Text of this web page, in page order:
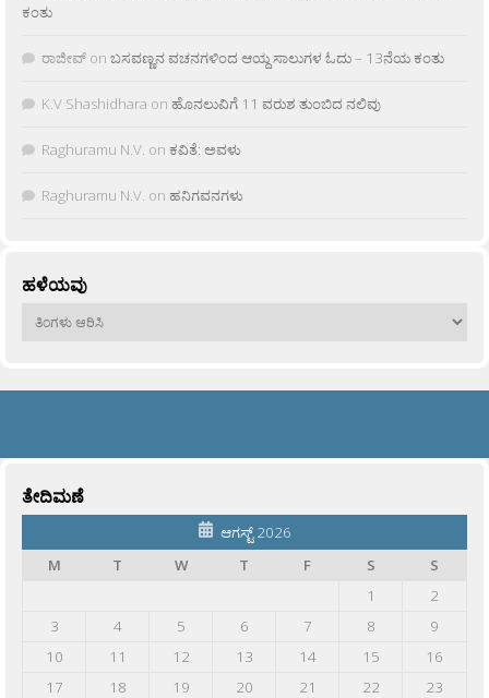
ಕಂತು
ರಾಜೀವ್ on ಬಸವಣ್ಣನ ವಚನಗಳಿಂದ ಆಯ್ದ ಸಾಲುಗಳ ಓದು – 13ನೆಯ ಕಂತು
K.V Shashidhara on ಹೊನಲುವಿಗೆ 11 ವರುಶ ತುಂಬಿದ ನಲಿವು
Raghuramu N.V. on ಕವಿತೆ: ಅವಳು
Raghuramu N.V. on ಹನಿಗವನಗಳು
ಹಳೆಯವು
ಹಳೆಯವು
ತೇದಿಮಣೆ
ಆಗಸ್ಟ್ 2026
M
T W T F S
S
1
2
3
4 5 6 7 8
9
10
11 12 13 14 15
16
17
18 19 20 21 22
23